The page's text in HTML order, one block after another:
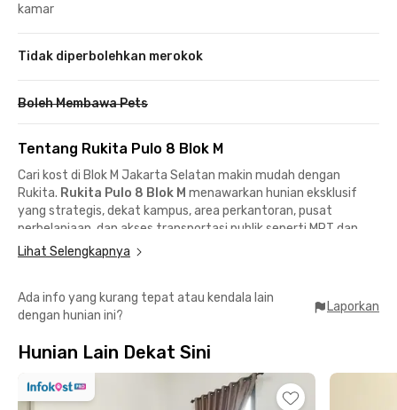
kamar
Tidak diperbolehkan merokok
Boleh Membawa Pets
Tentang Rukita Pulo 8 Blok M
Cari kost di Blok M Jakarta Selatan makin mudah dengan
Rukita. Rukita Pulo 8 Blok M menawarkan hunian eksklusif
yang strategis, dekat kampus, area perkantoran, pusat
perbelanjaan, dan akses transportasi publik seperti MRT dan
terminal bus. Cocok untuk mahasiswa dan karyawan yang
membutuhkan mobilitas cepat dan kenyamanan maksimal.
📍 STIK PTIK (Sekolah Tinggi Ilmu Kepolisian) – 3 menit
📍 Terminal Blok M & MRT Blok M – 10 menit berkendara
< 15 menit ke area perkantoran
📍 M Bloc Space / Senopati / Kemang – hitungan menit
Belanja dan kebutuhan harian juga gampang:
📍 Blok M Plaza – dekat
Lihat Selengkapnya
Ada info yang kurang tepat atau kendala lain
dengan hunian ini?
Laporkan
Hunian Lain Dekat Sini